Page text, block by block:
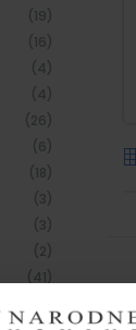
(19)
(16)
(4)
(4)
(26)
(6)
(18)
(3)
(3)
(2)
(41)